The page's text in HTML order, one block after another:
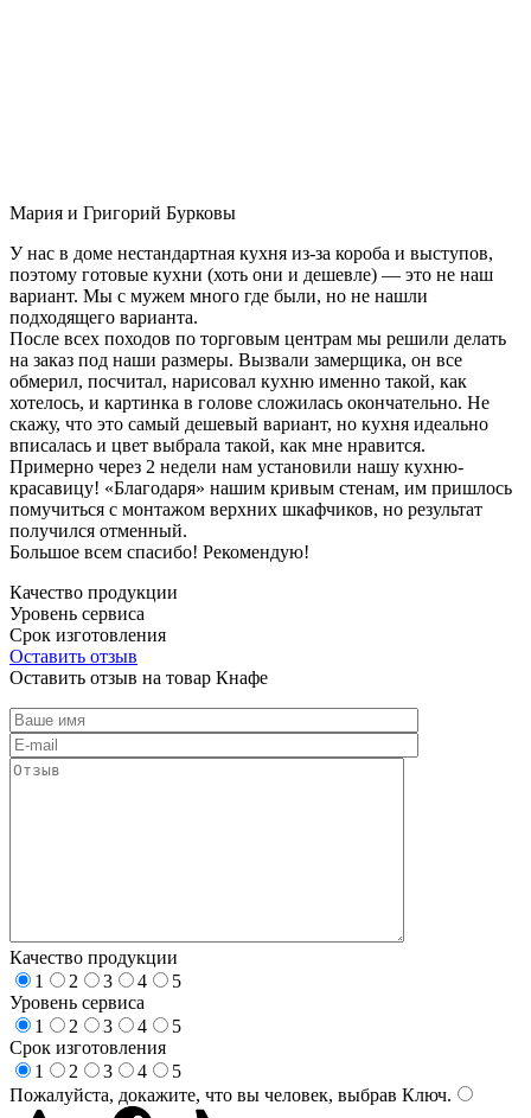
Мария и Григорий Бурковы
У нас в доме нестандартная кухня из-за короба и выступов,
поэтому готовые кухни (хоть они и дешевле) — это не наш
вариант. Мы с мужем много где были, но не нашли
подходящего варианта.
После всех походов по торговым центрам мы решили делать
на заказ под наши размеры. Вызвали замерщика, он все
обмерил, посчитал, нарисовал кухню именно такой, как
хотелось, и картинка в голове сложилась окончательно. Не
скажу, что это самый дешевый вариант, но кухня идеально
вписалась и цвет выбрала такой, как мне нравится.
Примерно через 2 недели нам установили нашу кухню-
красавицу! «Благодаря» нашим кривым стенам, им пришлось
помучиться с монтажом верхних шкафчиков, но результат
получился отменный.
Большое всем спасибо! Рекомендую!
Качество продукции
Уровень сервиса
Срок изготовления
Оставить отзыв
Оставить отзыв на товар Кнафе
Качество продукции
1
2 3 4
5
Уровень сервиса
1
2 3 4
5
Срок изготовления
1
2 3 4
5
Пожалуйста, докажите, что вы человек, выбрав Ключ.